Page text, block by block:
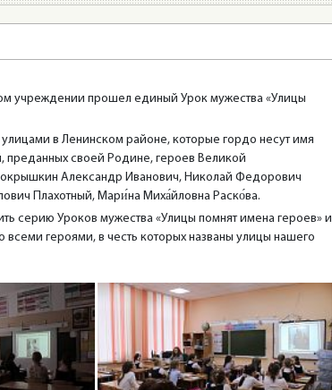
учреждении прошел единый Урок мужества «Улицы
в Ленинском районе, которые гордо несут имя
преданных своей Родине, героев Великой
Александр Иванович, Николай Федорович
Плахотный, Мари́на Миха́йловна Раско́ва.
серию Уроков мужества «Улицы помнят имена героев» и
всеми героями, в честь которых названы улицы нашего